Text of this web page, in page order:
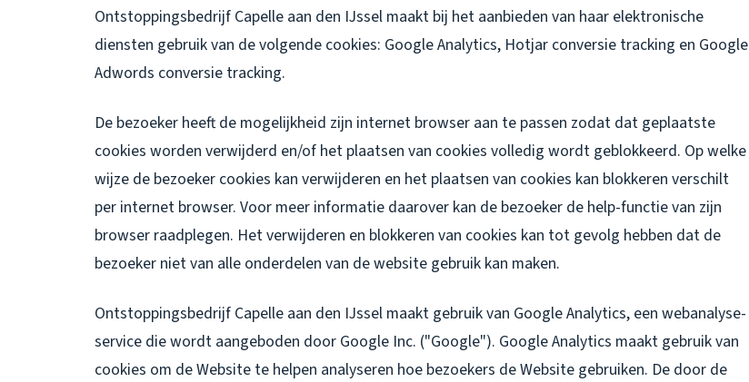
Ontstoppingsbedrijf Capelle aan den IJssel maakt bij het aanbieden van haar elektronische
diensten gebruik van de volgende cookies: Google Analytics, Hotjar conversie tracking en Google
Adwords conversie tracking.
De bezoeker heeft de mogelijkheid zijn internet browser aan te passen zodat dat geplaatste
cookies worden verwijderd en/of het plaatsen van cookies volledig wordt geblokkeerd. Op welke
wijze de bezoeker cookies kan verwijderen en het plaatsen van cookies kan blokkeren verschilt
per internet browser. Voor meer informatie daarover kan de bezoeker de help-functie van zijn
browser raadplegen. Het verwijderen en blokkeren van cookies kan tot gevolg hebben dat de
bezoeker niet van alle onderdelen van de website gebruik kan maken.
Ontstoppingsbedrijf Capelle aan den IJssel maakt gebruik van Google Analytics, een webanalyse-
service die wordt aangeboden door Google Inc. ("Google"). Google Analytics maakt gebruik van
cookies om de Website te helpen analyseren hoe bezoekers de Website gebruiken. De door de